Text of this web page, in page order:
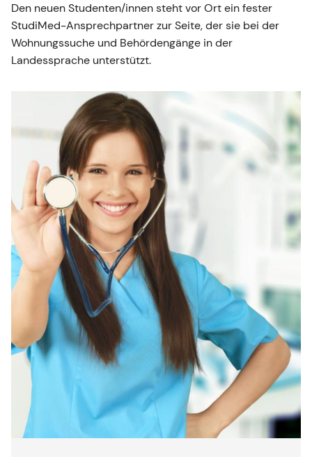
Den neuen Studenten/innen steht vor Ort ein fester
StudiMed-Ansprechpartner zur Seite, der sie bei der
Wohnungssuche und Behördengänge in der
Landessprache unterstützt.